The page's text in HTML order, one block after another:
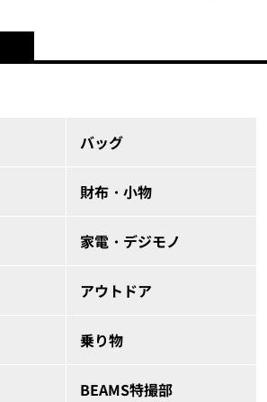
バッグ
財布・小物
家電・デジモノ
アウトドア
乗り物
BEAMS特撮部